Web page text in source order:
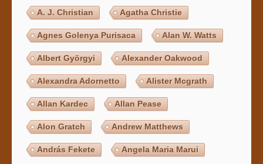
A. J. Christian Agatha Christie
Agnes Golenya Purisaca Alan W. Watts
Albert Györgyi Alexander Oakwood
Alexandra Adornetto Alister Mcgrath
Allan Kardec Allan Pease
Alon Gratch Andrew Matthews
András Fekete Angela Maria Marui